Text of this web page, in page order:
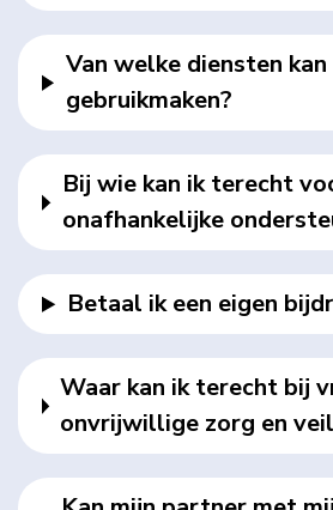
Van welke diensten kan
gebruikmaken?
Bij wie kan ik terecht
onafhankelijke
Betaal ik een eigen
Waar kan ik terecht bij
onvrijwillige zorg en